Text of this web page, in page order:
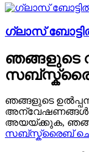
ഗ്ലാസ്
ഞങ്ങളുടെ
ഞങ്ങളുടെ
അയയ്ക്കുക,
സബ്സ്ക്രൈബ്